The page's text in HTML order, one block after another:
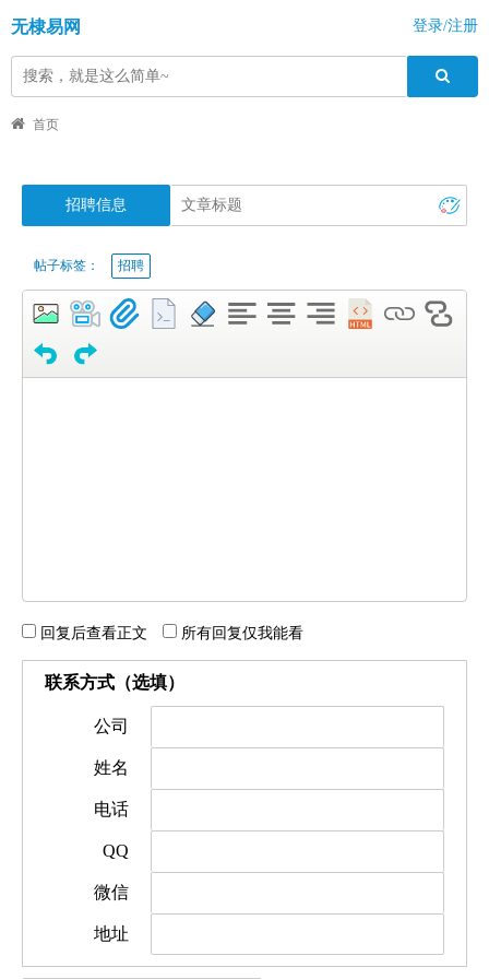
无棣易网 登录/注册
首页
招聘信息
帖子标签： 招聘
回复后查看正文 所有回复仅我能看
联系方式（选填）
公司
姓名
电话
QQ
微信
地址